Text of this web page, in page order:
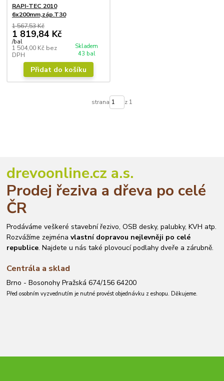
RAPI-TEC 2010
6x200mm,záp.T30
1 567,53 Kč
1 819,84 Kč
/bal
1 504,00 Kč bez
DPH
Skladem
43 bal
Přidat do košíku
strana z 1
drevoonline.cz a.s.
Prodej řeziva a dřeva po celé
ČR
Prodáváme veškeré stavební řezivo, OSB desky, palubky, KVH atp.
Rozvážíme zejménavlastní dopravou nejlevněji po celé
republice. Najdete u nás také plovoucí podlahy dveře a zárubně.
Centrála a sklad
Brno - Bosonohy Pražská 674/156 64200
Před osobním vyzvednutím je nutné provést objednávku z eshopu. Děkujeme.